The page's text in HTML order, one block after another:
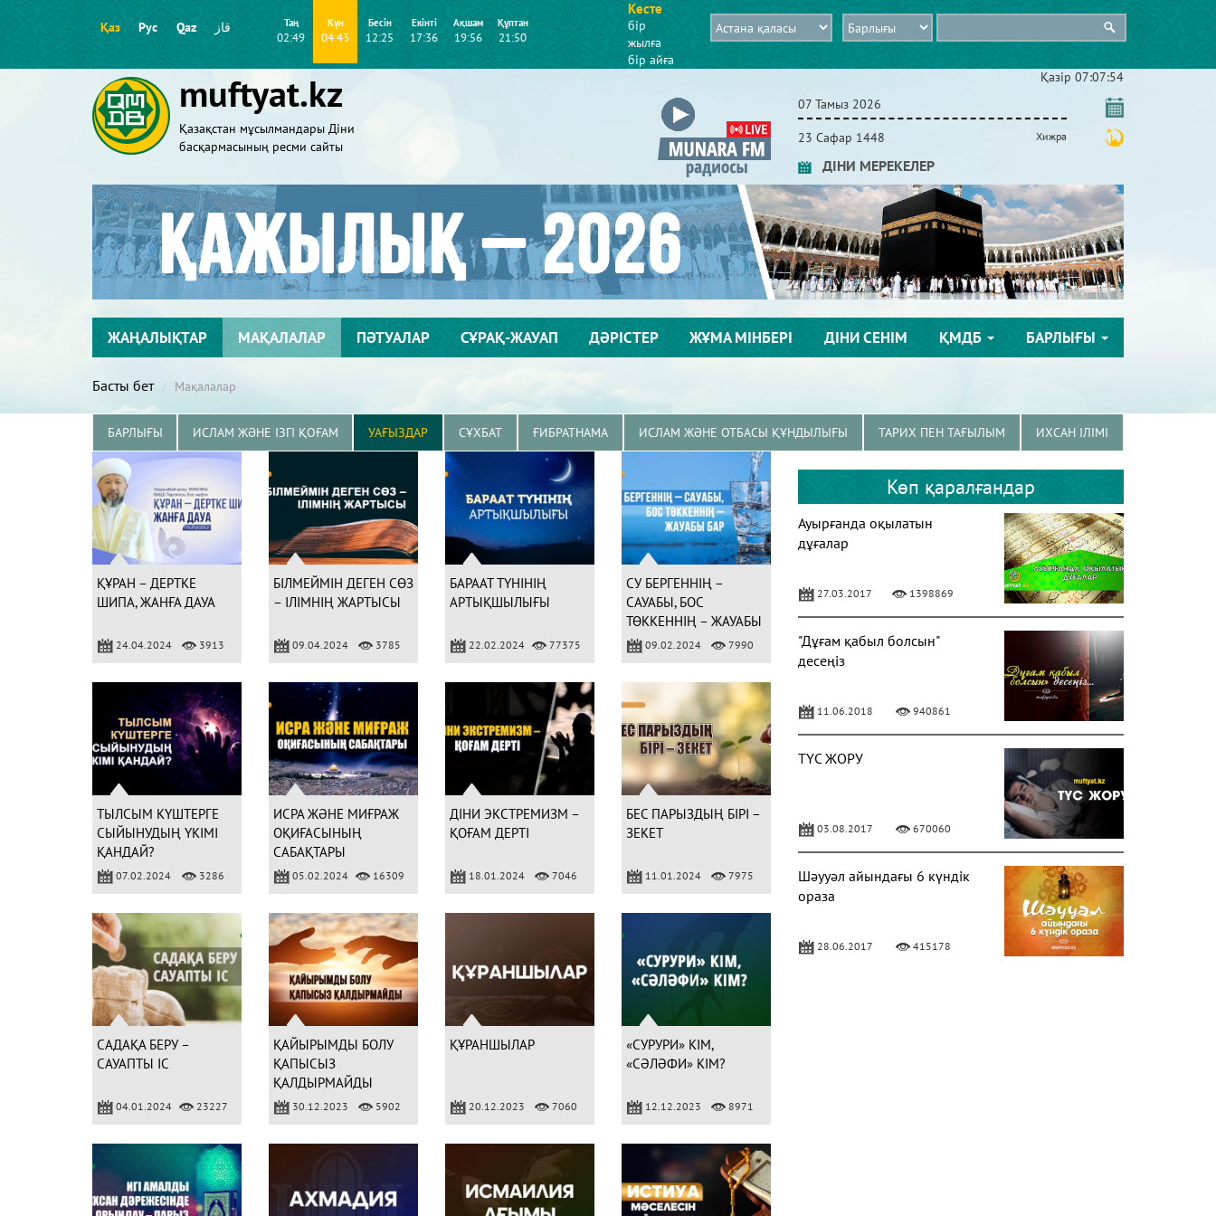
Қаз Рус Qaz قاز Таң
02:49
Күн
04:43
Бесін
12:25
Екінті
17:36
Ақшам
19:56
Құптан
21:50
Кесте
бір
жылға
бір айға
muftyat.kz
Қазақстан мұсылмандары Діни
басқармасының ресми сайты
Қазір 07:07:54
07 Тамыз 2026
23 Сафар 1448 Хижра
ДІНИ МЕРЕКЕЛЕР
ЖАҢАЛЫҚТАР МАҚАЛАЛАР ПӘТУАЛАР СҰРАҚ-ЖАУАП ДӘРІСТЕР ЖҰМА МІНБЕРІ ДІНИ СЕНІМ ҚМДБ БАРЛЫҒЫ
Басты бет Мақалалар
БАРЛЫҒЫ ИСЛАМ ЖӘНЕ ІЗГІ ҚОҒАМ УАҒЫЗДАР СҰХБАТ ҒИБРАТНАМА ИСЛАМ ЖӘНЕ ОТБАСЫ ҚҰНДЫЛЫҒЫ ТАРИХ ПЕН ТАҒЫЛЫМ ИХСАН ІЛІМІ
ҚҰРАН – ДЕРТКЕ
ШИПА, ЖАНҒА ДАУА
24.04.2024 3913
БІЛМЕЙМІН ДЕГЕН СӨЗ
– ІЛІМНІҢ ЖАРТЫСЫ
09.04.2024 3785
БАРААТ ТҮНІНІҢ
АРТЫҚШЫЛЫҒЫ
22.02.2024 77375
СУ БЕРГЕННІҢ –
САУАБЫ, БОС
ТӨККЕННІҢ – ЖАУАБЫ
БАР09.02.2024 7990
ТЫЛСЫМ КҮШТЕРГЕ
СЫЙЫНУДЫҢ ҮКІМІ
ҚАНДАЙ?
07.02.2024 3286
ИСРА ЖӘНЕ МИҒРАЖ
ОҚИҒАСЫНЫҢ
САБАҚТАРЫ
05.02.2024 16309
ДІНИ ЭКСТРЕМИЗМ –
ҚОҒАМ ДЕРТІ
18.01.2024 7046
БЕС ПАРЫЗДЫҢ БІРІ –
ЗЕКЕТ
11.01.2024 7975
САДАҚА БЕРУ –
САУАПТЫ ІС
04.01.2024 23227
ҚАЙЫРЫМДЫ БОЛУ
ҚАПЫСЫЗ
ҚАЛДЫРМАЙДЫ
30.12.2023 5902
ҚҰРАНШЫЛАР
20.12.2023 7060
«СУРУРИ» КІМ,
«СӘЛӘФИ» КІМ?
12.12.2023 8971
Көп қаралғандар
Ауырғанда оқылатын
дұғалар
27.03.2017 1398869
"Дұғам қабыл болсын"
десеңіз
11.06.2018 940861
ТҮС ЖОРУ
03.08.2017 670060
Шәууәл айындағы 6 күндік
ораза
28.06.2017 415178